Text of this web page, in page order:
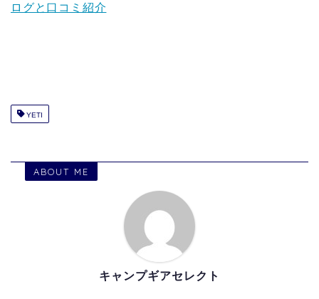
ログと口コミ紹介
YETI
ABOUT ME
キャンプギアセレクト